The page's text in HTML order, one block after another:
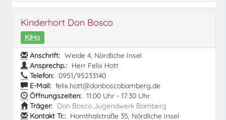
Kinderhort Don Bosco
KiHo
Anschrift: Weide 4, Nördliche Insel
Ansprechp.: Herr Felix Hott
Telefon: 0951/95233140
E-Mail: felix.hott@donboscobamberg.de
Öffnungszeiten: 11:00 Uhr - 17:30 Uhr
Träger: Don Bosco Jugendwerk Bamberg
Kontakt Tr.: Hornthalstraße 35, Nördliche Insel